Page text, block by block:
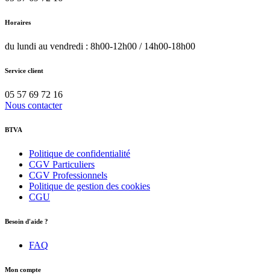
Horaires
du lundi au vendredi : 8h00-12h00 / 14h00-18h00
Service client
05 57 69 72 16
Nous contacter
BTVA
Politique de confidentialité
CGV Particuliers
CGV Professionnels
Politique de gestion des cookies
CGU
Besoin d'aide ?
FAQ
Mon compte